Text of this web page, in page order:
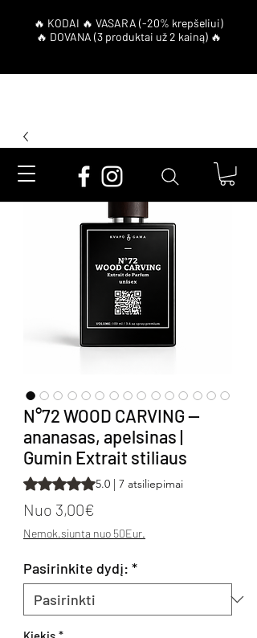
N°72 WOOD CARVING —
ananasas, apelsinas |
Gumin Extrait stiliaus
Rating is 5.0 out of five stars based on 7
5.0 | 7 atsiliepimai
Nuo 3,00€
Nemok.siunta nuo 50Eur.
Pasirinkite dydį: *